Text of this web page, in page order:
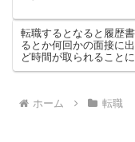
転職するとなると履歴
るとか何回かの面接に
ど時間が取られること
ホーム 転職